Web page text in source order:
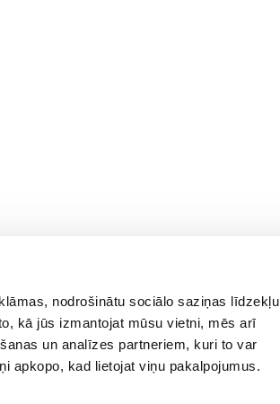
nodrošinātu sociālo saziņas līdzekļu
kā jūs izmantojat mūsu vietni, mēs arī
un analīzes partneriem, kuri to var
apkopo, kad lietojat viņu pakalpojumus.
News